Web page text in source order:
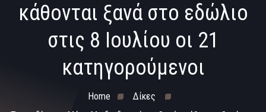
κάθονται ξανά στο εδώλιο
στις 8 Ιουλίου οι 21
κατηγορούμενοι
Home
Δίκες